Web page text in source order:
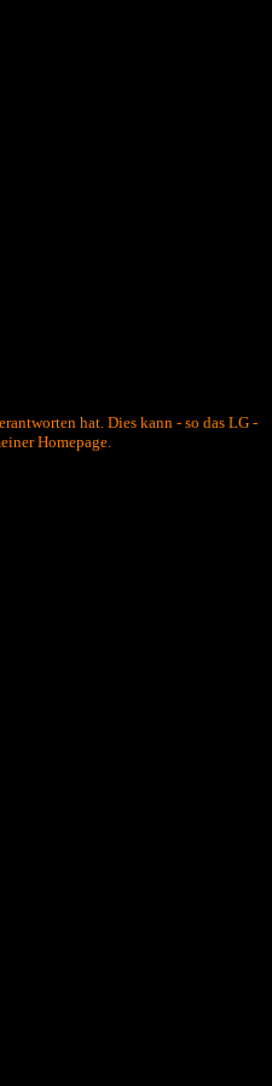
hat. Dies kann - so das LG -
Homepage.